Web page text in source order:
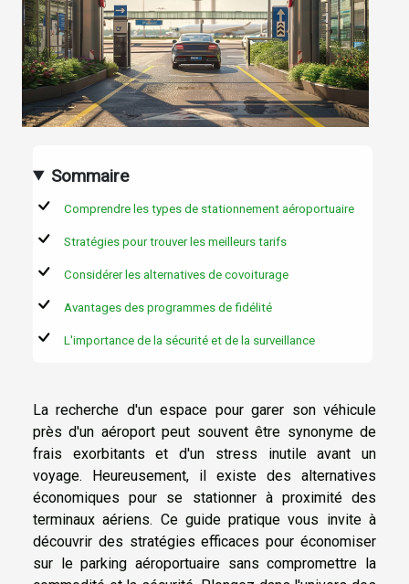
Sommaire
Comprendre les types de stationnement aéroportuaire
Stratégies pour trouver les meilleurs tarifs
Considérer les alternatives de covoiturage
Avantages des programmes de fidélité
L'importance de la sécurité et de la surveillance
La recherche d'un espace pour garer son véhicule
près d'un aéroport peut souvent être synonyme de
frais exorbitants et d'un stress inutile avant un
voyage. Heureusement, il existe des alternatives
économiques pour se stationner à proximité des
terminaux aériens. Ce guide pratique vous invite à
découvrir des stratégies efficaces pour économiser
sur le parking aéroportuaire sans compromettre la